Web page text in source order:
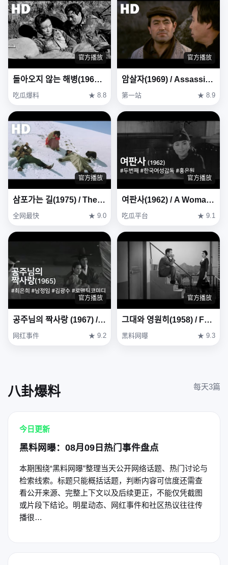
官方播放
돌아오지 않는 해병(1963) / The Marines Who Never Returned ( Dora-oji Anneun Haebyeong )
吃瓜爆料 ★ 8.8
官方播放
암살자(1969) / Assassin ( Amsalja )
第一站 ★ 8.9
官方播放
삼포가는 길(1975) / The Road to Sampo (Sampoganeun gil)
全网最快 ★ 9.0
官方播放
여판사(1962) / A Woman Judge ( Yeopansa )
吃瓜平台 ★ 9.1
官方播放
공주님의 짝사랑 (1967) / One-sided Love of Princess (Gongjunimui Jjaksarang)
网红事件 ★ 9.2
官方播放
그대와 영원히(1958) / Forever with You (Geudae-wa yeong-wonhi)
黑料网曝 ★ 9.3
八卦爆料 每天3篇
今日更新
黑料网曝：08月09日热门事件盘点
本期围绕“黑料网曝”整理当天公开网络话题、热门讨论与
检索线索。标题只能概括话题，判断内容可信度还需查
看公开来源、完整上下文以及后续更正，不能仅凭截图
或片段下结论。明星动态、网红事件和社区热议往往传
播很…